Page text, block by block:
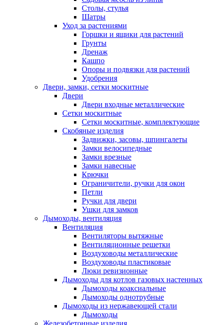
Столы, стулья
Шатры
Уход за растениями
Горшки и ящики для растений
Грунты
Дренаж
Кашпо
Опоры и подвязки для растений
Удобрения
Двери, замки, сетки москитные
Двери
Двери входные металлические
Сетки москитные
Сетки москитные, комплектующие
Скобяные изделия
Задвижки, засовы, шпингалеты
Замки велосипедные
Замки врезные
Замки навесные
Крючки
Ограничители, ручки для окон
Петли
Ручки для двери
Ушки для замков
Дымоходы, вентиляция
Вентиляция
Вентиляторы вытяжные
Вентиляционные решетки
Воздуховоды металлические
Воздуховоды пластиковые
Люки ревизионные
Дымоходы для котлов газовых настенных
Дымоходы коаксиальные
Дымоходы однотрубные
Дымоходы из нержавеющей стали
Дымоходы
Железобетонные изделия